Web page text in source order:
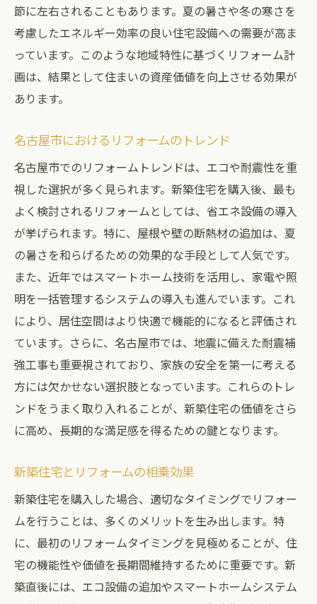
節に左右されることもあります。夏の暑さや冬の寒さを
考慮したエネルギー効率の良い住宅設備への需要が高ま
っています。このような地域特性に基づくリフォーム計
画は、結果として住まいの資産価値を向上させる効果が
あります。
名古屋市におけるリフォームのトレンド
名古屋市でのリフォームトレンドは、エコや耐震性を重
視した選択が多く見られます。新築住宅を購入後、最も
よく検討されるリフォームとしては、省エネ設備の導入
が挙げられます。特に、屋根や壁の断熱材の追加は、夏
の暑さを和らげるための効果的な手段として人気です。
また、近年ではスマートホーム技術を活用し、家電や照
明を一括管理するシステムの導入も進んでいます。これ
により、居住空間はより快適で機能的になると評価され
ています。さらに、名古屋市では、地震に備えた耐震補
強工事も重要視されており、家族の安全を第一に考える
方には欠かせない選択肢となっています。これらのトレ
ンドをうまく取り入れることが、新築住宅の価値をさら
に高め、長期的な満足感を得るための鍵となります。
新築住宅とリフォームの相乗効果
新築住宅を購入した場合、適切なタイミングでリフォー
ムを行うことは、多くのメリットを生み出します。特
に、最初のリフォームタイミングを見極めることが、住
宅の機能性や価値を長期間維持するために重要です。新
築直後には、エコ設備の追加やスマートホームシステム